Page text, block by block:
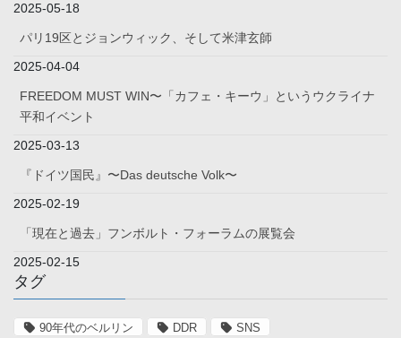
2025-05-18
パリ19区とジョンウィック、そして米津玄師
2025-04-04
FREEDOM MUST WIN〜「カフェ・キーウ」というウクライナ
平和イベント
2025-03-13
『ドイツ国民』〜Das deutsche Volk〜
2025-02-19
「現在と過去」フンボルト・フォーラムの展覧会
2025-02-15
タグ
90年代のベルリン DDR SNS